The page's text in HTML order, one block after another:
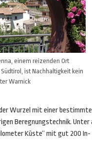
einem reizenden Ort
ist Nachhaltigkeit kein
Warnick
Wurzel mit einer
Beregnungstechnik.
Küste“ mit gut 200